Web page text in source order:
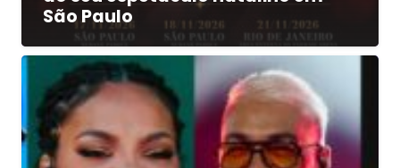
São Paulo